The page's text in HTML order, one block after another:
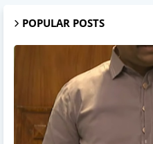
POPULAR POSTS